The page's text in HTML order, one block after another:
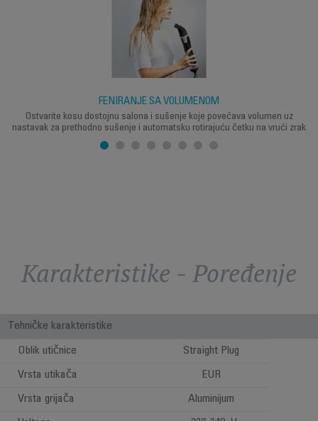
FENIRANJE SA VOLUMENOM
Ostvarite kosu dostojnu salona i sušenje koje povećava volumen uz
nastavak za prethodno sušenje i automatsku rotirajuću četku na vrući zrak
Karakteristike - Poređenje
Tehničke karakteristike
Oblik utičnice Straight Plug
Vrsta utikača EUR
Vrsta grijača Aluminijum